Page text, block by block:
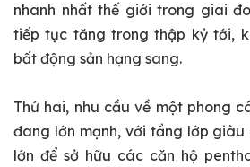
nhanh nhất thế giới trong giai
tiếp tục tăng trong thập kỷ tới,
bất động sản hạng sang.
Thứ hai, nhu cầu về một phong
đang lớn mạnh, với tầng lớp giàu
lớn để sở hữu các căn hộ